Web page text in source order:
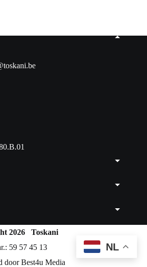
2026 Toskani
59 57 45 13
door Best4u Media
NL